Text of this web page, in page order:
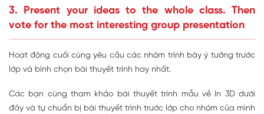
3. Present your ideas to the whole class. Then
vote for the most interesting group presentation
Hoạt động cuối cùng yêu cầu các nhóm trình bày ý tưởng trước
lớp và bình chọn bài thuyết trình hay nhất.
Các bạn cùng tham khảo bài thuyết trình mẫu về In 3D dưới
đây và tự chuẩn bị bài thuyết trình trước lớp cho nhóm của mình